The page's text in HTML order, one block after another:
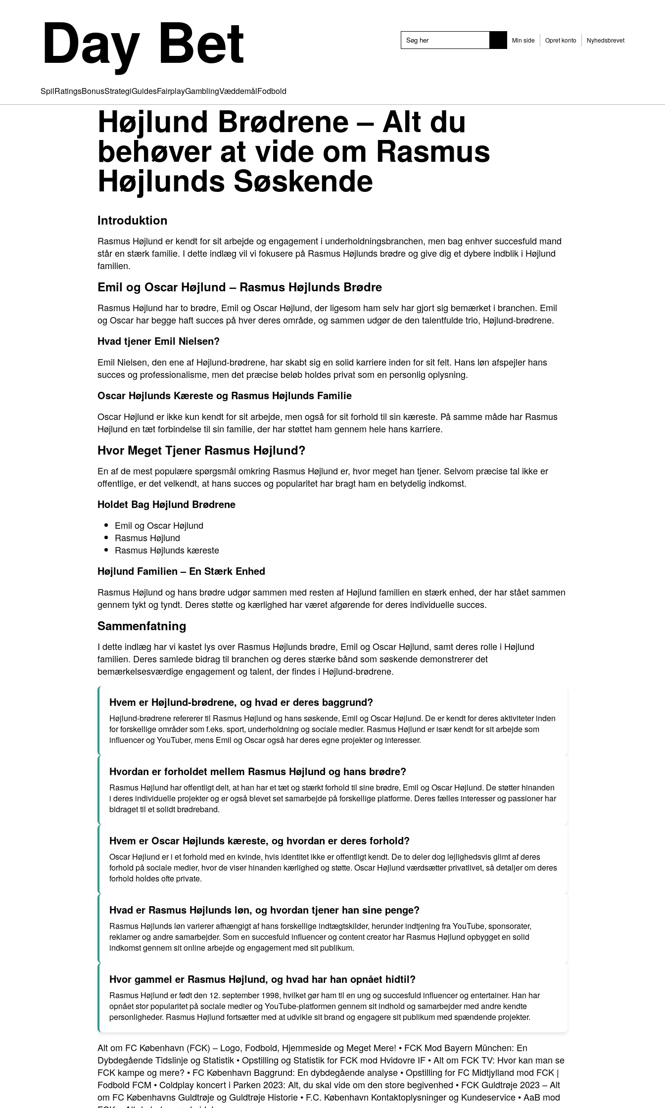
Day Bet Min side Opret konto Nyhedsbrevet
SpilRatingsBonusStrategiGuidesFairplayGamblingVæddemålFodbold
Højlund Brødrene – Alt du
behøver at vide om Rasmus
Højlunds Søskende
Introduktion
Rasmus Højlund er kendt for sit arbejde og engagement i underholdningsbranchen, men bag enhver succesfuld mand
står en stærk familie. I dette indlæg vil vi fokusere på Rasmus Højlunds brødre og give dig et dybere indblik i Højlund
familien.
Emil og Oscar Højlund – Rasmus Højlunds Brødre
Rasmus Højlund har to brødre, Emil og Oscar Højlund, der ligesom ham selv har gjort sig bemærket i branchen. Emil
og Oscar har begge haft succes på hver deres område, og sammen udgør de den talentfulde trio, Højlund-brødrene.
Hvad tjener Emil Nielsen?
Emil Nielsen, den ene af Højlund-brødrene, har skabt sig en solid karriere inden for sit felt. Hans løn afspejler hans
succes og professionalisme, men det præcise beløb holdes privat som en personlig oplysning.
Oscar Højlunds Kæreste og Rasmus Højlunds Familie
Oscar Højlund er ikke kun kendt for sit arbejde, men også for sit forhold til sin kæreste. På samme måde har Rasmus
Højlund en tæt forbindelse til sin familie, der har støttet ham gennem hele hans karriere.
Hvor Meget Tjener Rasmus Højlund?
En af de mest populære spørgsmål omkring Rasmus Højlund er, hvor meget han tjener. Selvom præcise tal ikke er
offentlige, er det velkendt, at hans succes og popularitet har bragt ham en betydelig indkomst.
Holdet Bag Højlund Brødrene
Emil og Oscar Højlund
Rasmus Højlund
Rasmus Højlunds kæreste
Højlund Familien – En Stærk Enhed
Rasmus Højlund og hans brødre udgør sammen med resten af Højlund familien en stærk enhed, der har stået sammen
gennem tykt og tyndt. Deres støtte og kærlighed har været afgørende for deres individuelle succes.
Sammenfatning
I dette indlæg har vi kastet lys over Rasmus Højlunds brødre, Emil og Oscar Højlund, samt deres rolle i Højlund
familien. Deres samlede bidrag til branchen og deres stærke bånd som søskende demonstrerer det
bemærkelsesværdige engagement og talent, der findes i Højlund-brødrene.
Hvem er Højlund-brødrene, og hvad er deres baggrund?
Højlund-brødrene refererer til Rasmus Højlund og hans søskende, Emil og Oscar Højlund. De er kendt for deres aktiviteter inden
for forskellige områder som f.eks. sport, underholdning og sociale medier. Rasmus Højlund er især kendt for sit arbejde som
influencer og YouTuber, mens Emil og Oscar også har deres egne projekter og interesser.
Hvordan er forholdet mellem Rasmus Højlund og hans brødre?
Rasmus Højlund har offentligt delt, at han har et tæt og stærkt forhold til sine brødre, Emil og Oscar Højlund. De støtter hinanden
i deres individuelle projekter og er også blevet set samarbejde på forskellige platforme. Deres fælles interesser og passioner har
bidraget til et solidt brødreband.
Hvem er Oscar Højlunds kæreste, og hvordan er deres forhold?
Oscar Højlund er i et forhold med en kvinde, hvis identitet ikke er offentligt kendt. De to deler dog lejlighedsvis glimt af deres
forhold på sociale medier, hvor de viser hinanden kærlighed og støtte. Oscar Højlund værdsætter privatlivet, så detaljer om deres
forhold holdes ofte private.
Hvad er Rasmus Højlunds løn, og hvordan tjener han sine penge?
Rasmus Højlunds løn varierer afhængigt af hans forskellige indtægtskilder, herunder indtjening fra YouTube, sponsorater,
reklamer og andre samarbejder. Som en succesfuld influencer og content creator har Rasmus Højlund opbygget en solid
indkomst gennem sit online arbejde og engagement med sit publikum.
Hvor gammel er Rasmus Højlund, og hvad har han opnået hidtil?
Rasmus Højlund er født den 12. september 1998, hvilket gør ham til en ung og succesfuld influencer og entertainer. Han har
opnået stor popularitet på sociale medier og YouTube-platformen gennem sit indhold og samarbejder med andre kendte
personligheder. Rasmus Højlund fortsætter med at udvikle sit brand og engagere sit publikum med spændende projekter.
Alt om FC København (FCK) – Logo, Fodbold, Hjemmeside og Meget Mere! • FCK Mod Bayern München: En
Dybdegående Tidslinje og Statistik •Opstilling og Statistik for FCK mod Hvidovre IF •Alt om FCK TV: Hvor kan man se
FCK kampe og mere? • FC København Baggrund: En dybdegående analyse •Opstilling for FC Midtjylland mod FCK |
Fodbold FCM •Coldplay koncert i Parken 2023: Alt, du skal vide om den store begivenhed • FCK Guldtrøje 2023 – Alt
om FC Københavns Guldtrøje og Guldtrøje Historie • F.C. København Kontaktoplysninger og Kundeservice •AaB mod